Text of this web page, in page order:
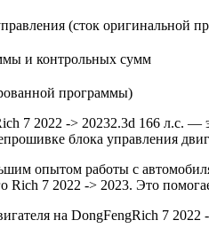
(сток оригинальной
и контрольных сумм
программы)
7 2022 -> 20232.3d 166 л.с. —
блока управления
опытом работы с
Rich 7 2022 -> 2023. Это
на DongFengRich 7 2022